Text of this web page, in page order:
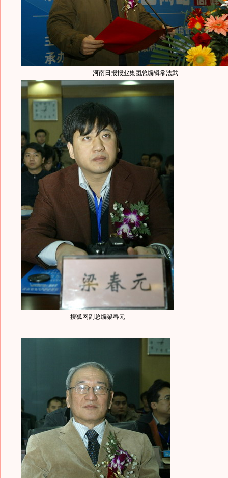
河南日报报业集团总编辑常法武
搜狐网副总编梁春元